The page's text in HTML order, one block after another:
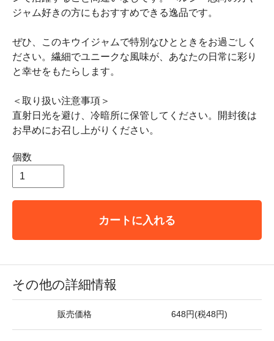
ジャム好きの方にもおすすめできる逸品です。
ぜひ、このキウイジャムで特別なひとときをお過ごしく
ださい。繊細でユニークな風味が、あなたの日常に彩り
と幸せをもたらします。
＜取り扱い注意事項＞
直射日光を避け、冷暗所に保管してください。開封後は
お早めにお召し上がりください。
個数
カートに入れる
その他の詳細情報
販売価格 648円(税48円)